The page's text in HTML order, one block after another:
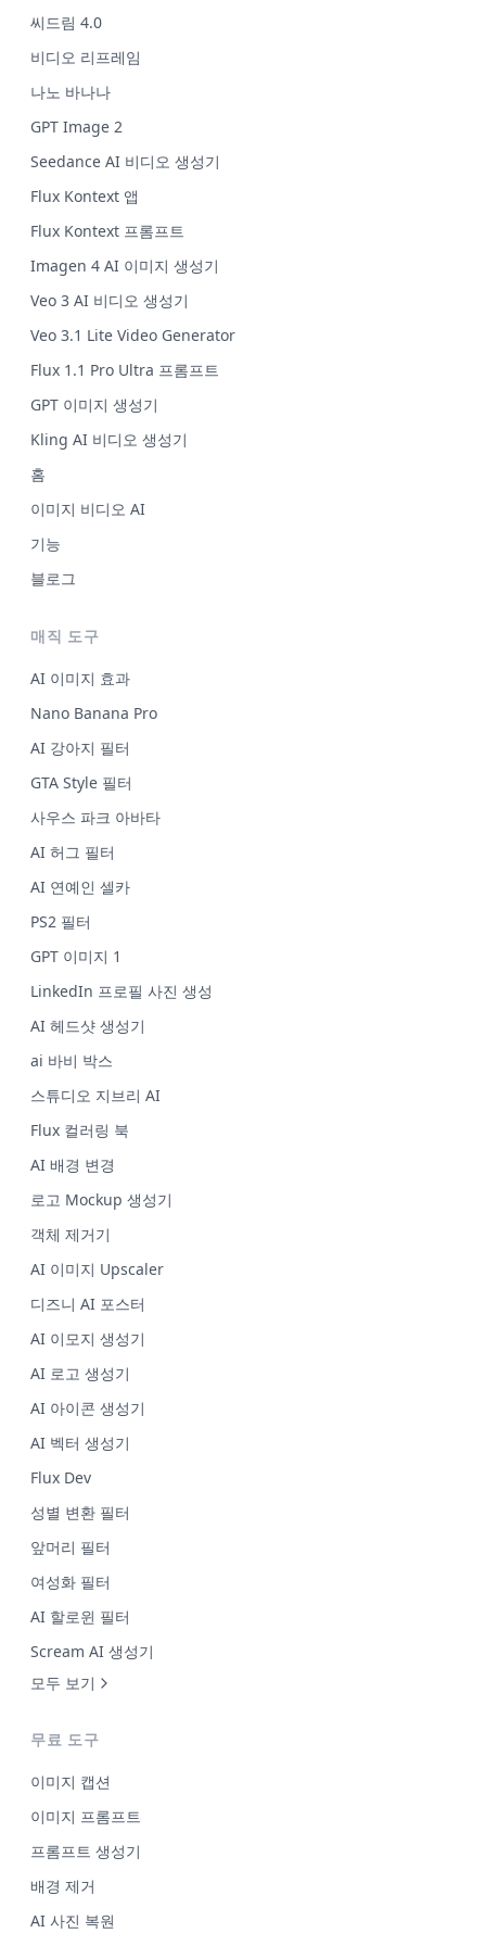
씨드림 4.0
비디오 리프레임
나노 바나나
GPT Image 2
Seedance AI 비디오 생성기
Flux Kontext 앱
Flux Kontext 프롬프트
Imagen 4 AI 이미지 생성기
Veo 3 AI 비디오 생성기
Veo 3.1 Lite Video Generator
Flux 1.1 Pro Ultra 프롬프트
GPT 이미지 생성기
Kling AI 비디오 생성기
홈
이미지 비디오 AI
기능
블로그
매직 도구
AI 이미지 효과
Nano Banana Pro
AI 강아지 필터
GTA Style 필터
사우스 파크 아바타
AI 허그 필터
AI 연예인 셀카
PS2 필터
GPT 이미지 1
LinkedIn 프로필 사진 생성
AI 헤드샷 생성기
ai 바비 박스
스튜디오 지브리 AI
Flux 컬러링 북
AI 배경 변경
로고 Mockup 생성기
객체 제거기
AI 이미지 Upscaler
디즈니 AI 포스터
AI 이모지 생성기
AI 로고 생성기
AI 아이콘 생성기
AI 벡터 생성기
Flux Dev
성별 변환 필터
앞머리 필터
여성화 필터
AI 할로윈 필터
Scream AI 생성기
모두 보기
무료 도구
이미지 캡션
이미지 프롬프트
프롬프트 생성기
배경 제거
AI 사진 복원